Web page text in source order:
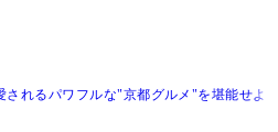
されるパワフルな"京都グルメ"を堪能せよ